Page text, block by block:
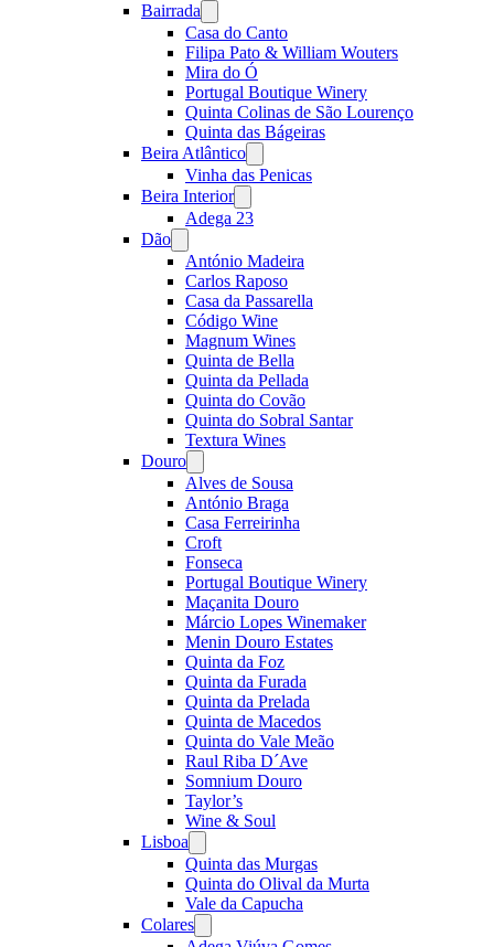
Bairrada
menu
Casa do Canto
Filipa Pato & William Wouters
Mira do Ó
Portugal Boutique Winery
Quinta Colinas de São Lourenço
Quinta das Bágeiras
Beira Atlântico
menu
Vinha das Penicas
Beira Interior
menu
Adega 23
Dão
menu
António Madeira
Carlos Raposo
Casa da Passarella
Código Wine
Magnum Wines
Quinta de Bella
Quinta da Pellada
Quinta do Covão
Quinta do Sobral Santar
Textura Wines
Douro
menu
Alves de Sousa
António Braga
Casa Ferreirinha
Croft
Fonseca
Portugal Boutique Winery
Maçanita Douro
Márcio Lopes Winemaker
Menin Douro Estates
Quinta da Foz
Quinta da Furada
Quinta da Prelada
Quinta de Macedos
Quinta do Vale Meão
Raul Riba D´Ave
Somnium Douro
Taylor’s
Wine & Soul
Lisboa
menu
Quinta das Murgas
Quinta do Olival da Murta
Vale da Capucha
Colares
menu